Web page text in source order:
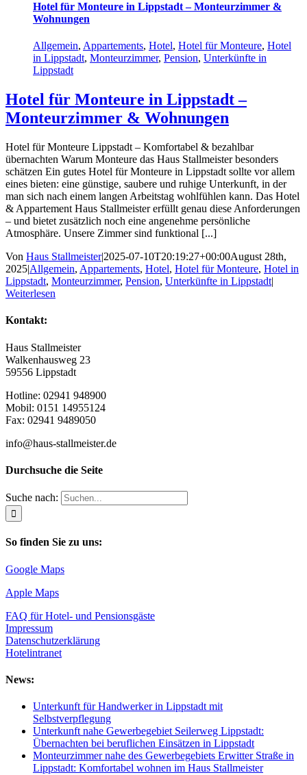
Hotel für Monteure in Lippstadt – Monteurzimmer &
Wohnungen
Allgemein, Appartements, Hotel, Hotel für Monteure, Hotel
in Lippstadt, Monteurzimmer, Pension, Unterkünfte in
Lippstadt
Hotel für Monteure in Lippstadt –
Monteurzimmer & Wohnungen
Hotel für Monteure Lippstadt – Komfortabel & bezahlbar
übernachten Warum Monteure das Haus Stallmeister besonders
schätzen Ein gutes Hotel für Monteure in Lippstadt sollte vor allem
eines bieten: eine günstige, saubere und ruhige Unterkunft, in der
man sich nach einem langen Arbeitstag wohlfühlen kann. Das Hotel
& Appartement Haus Stallmeister erfüllt genau diese Anforderungen
– und bietet zusätzlich noch eine angenehme persönliche
Atmosphäre. Unsere Zimmer sind funktional [...]
Von Haus Stallmeister|2025-07-10T20:19:27+00:00August 28th,
2025|Allgemein, Appartements, Hotel, Hotel für Monteure, Hotel in
Lippstadt, Monteurzimmer, Pension, Unterkünfte in Lippstadt|
Weiterlesen
Kontakt:
Haus Stallmeister
Walkenhausweg 23
59556 Lippstadt
Hotline: 02941 948900
Mobil: 0151 14955124
Fax: 02941 9489050
info@haus-stallmeister.de
Durchsuche die Seite
Suche nach:
So finden Sie zu uns:
Google Maps
Apple Maps
FAQ für Hotel- und Pensionsgäste
Impressum
Datenschutzerklärung
Hotelintranet
News:
Unterkunft für Handwerker in Lippstadt mit
Selbstverpflegung
Unterkunft nahe Gewerbegebiet Seilerweg Lippstadt:
Übernachten bei beruflichen Einsätzen in Lippstadt
Monteurzimmer nahe des Gewerbegebiets Erwitter Straße in
Lippstadt: Komfortabel wohnen im Haus Stallmeister